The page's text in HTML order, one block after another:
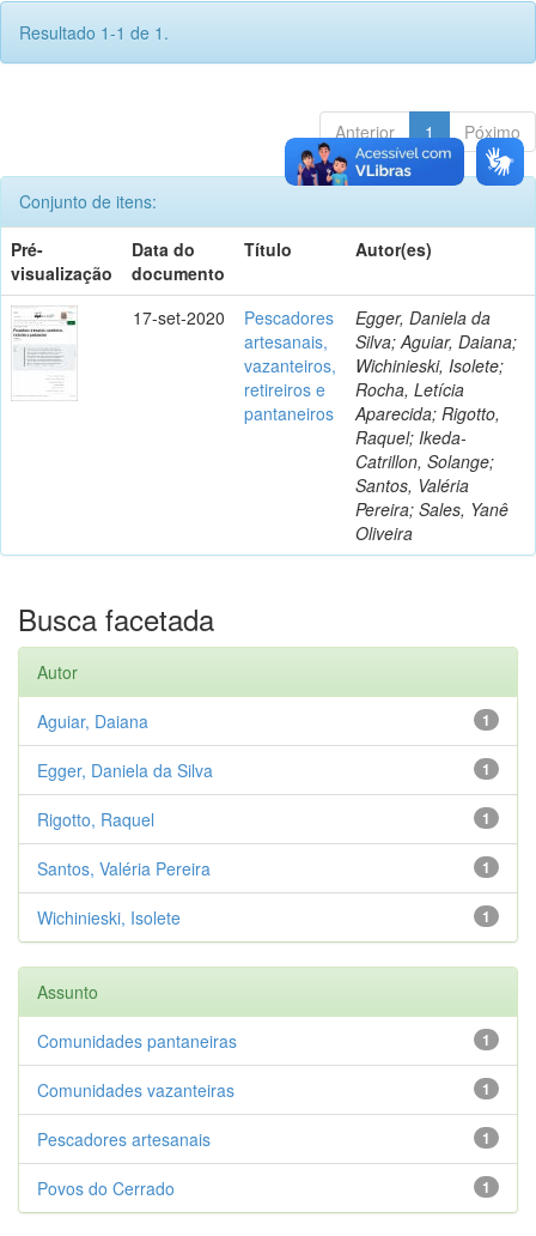
Resultado 1-1 de 1.
Anterior 1 Póximo
Conjunto de itens:
Pré-
visualização
Data do
documento
Título Autor(es)
17-set-2020
Pescadores
artesanais,
vazanteiros,
retireiros e
pantaneiros
Egger, Daniela da
Silva; Aguiar, Daiana;
Wichinieski, Isolete;
Rocha, Letícia
Aparecida; Rigotto,
Raquel; Ikeda-
Catrillon, Solange;
Santos, Valéria
Pereira; Sales, Yanê
Oliveira
Busca facetada
Autor
1
Aguiar, Daiana
1
Egger, Daniela da Silva
1
Rigotto, Raquel
1
Santos, Valéria Pereira
1
Wichinieski, Isolete
Assunto
1
Comunidades pantaneiras
1
Comunidades vazanteiras
1
Pescadores artesanais
1
Povos do Cerrado